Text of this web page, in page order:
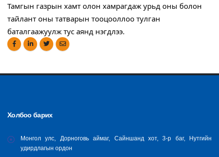
Тамгын газрын хамт олон хамрагдаж урьд оны болон
тайлант оны татварын тооцооллоо тулган
баталгаажуулж тус аянд нэгдлээ.
Холбоо барих
Монгол улс, Дорноговь аймаг, Сайншанд хот, 3-р баг, Нутгийн
удирдлагын ордон